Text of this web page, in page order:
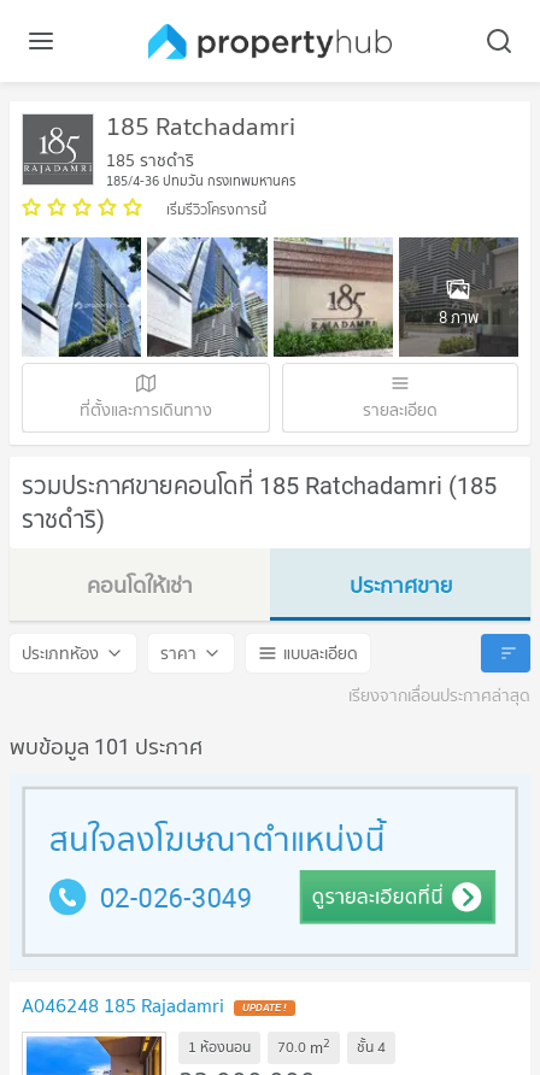
185 Ratchadamri
185 ราชดำริ
185/4-36 ปทุมวัน กรุงเทพมหานคร
เริ่มรีวิวโครงการนี้
8 ภาพ
ที่ตั้งและการเดินทาง รายละเอียด
รวมประกาศขายคอนโดที่ 185 Ratchadamri (185
ราชดำริ)
คอนโดให้เช่า
185 Ratchadamri
ประกาศขาย
185 Ratchadamri
ประเภทห้อง ราคา
แบบละเอียด
เรียงจากเลื่อนประกาศล่าสุด
พบข้อมูล 101 ประกาศ
A046248 185 Rajadamri UPDATE !
1 ห้องนอน 70.0 m2 ชั้น4